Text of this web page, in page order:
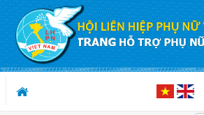
Skip to Content